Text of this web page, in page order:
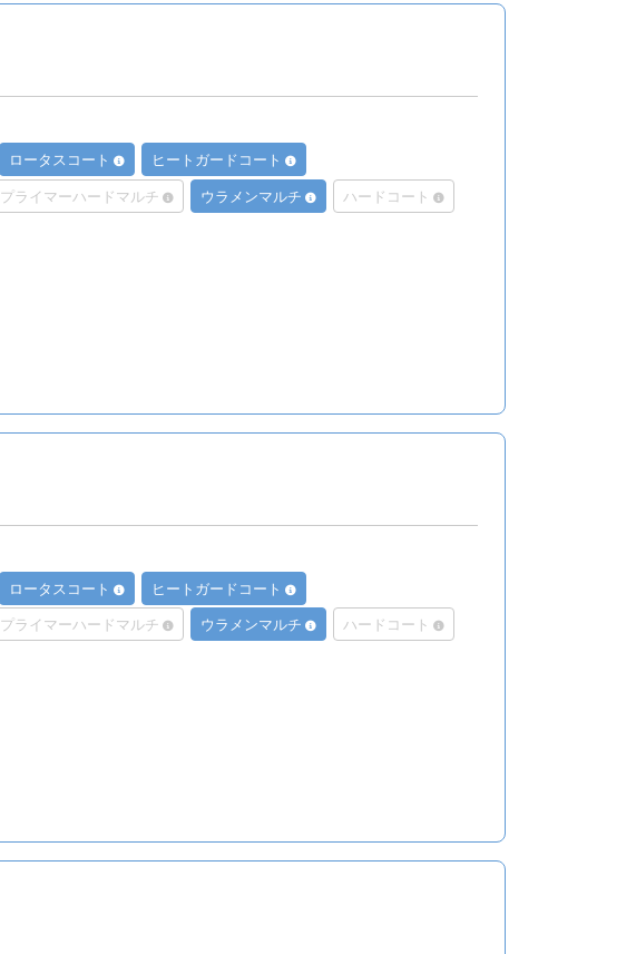
ロータスコート
ヒートガードコート
プライマーハードマルチ ウラメンマルチ
ハードコート
ロータスコート
ヒートガードコート
プライマーハードマルチ ウラメンマルチ
ハードコート